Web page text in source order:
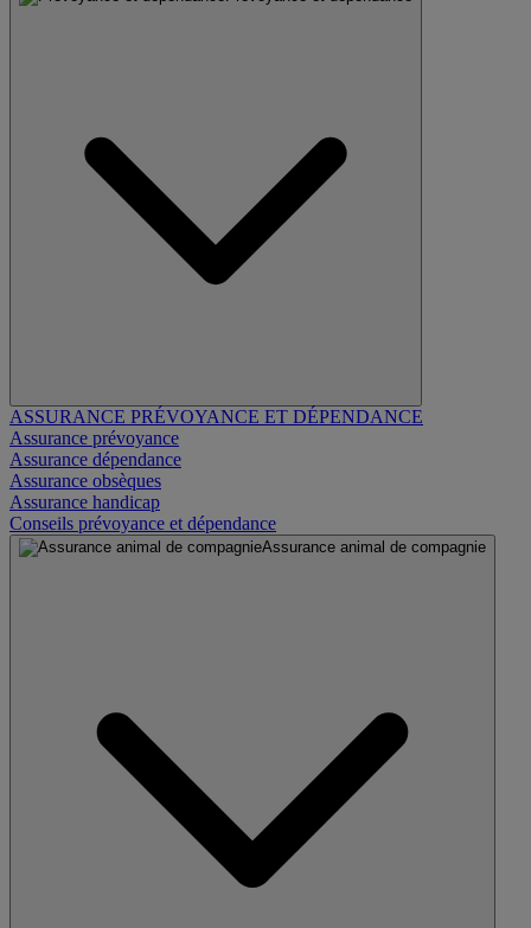
ASSURANCE PRÉVOYANCE ET DÉPENDANCE
Assurance prévoyance
Assurance dépendance
Assurance obsèques
Assurance handicap
Conseils prévoyance et dépendance
Assurance animal de compagnie